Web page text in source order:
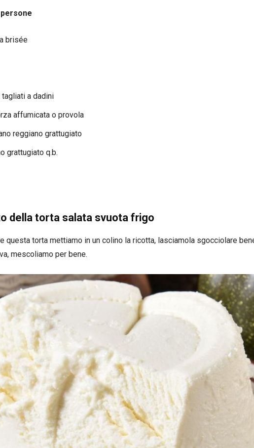
brisée
a dadini
affumicata o provola
reggiano grattugiato
grattugiato q.b.
della torta salata svuota frigo
questa torta mettiamo in un colino la ricotta, lasciamola sgocciolare
mescoliamo per bene.